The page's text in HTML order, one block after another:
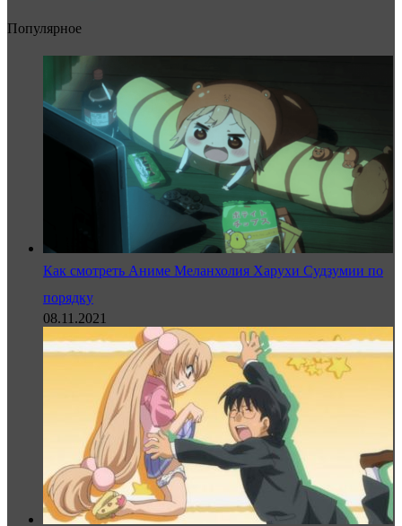
Популярное
Как смотреть Аниме Меланхолия Харухи Судзумии по
порядку
08.11.2021